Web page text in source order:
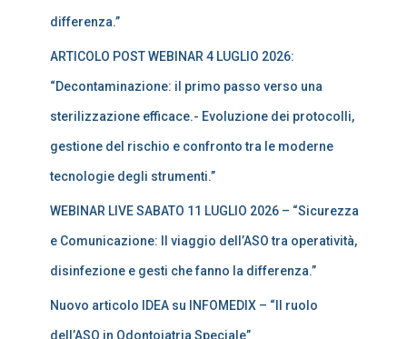
differenza.”
ARTICOLO POST WEBINAR 4 LUGLIO 2026:
“Decontaminazione: il primo passo verso una
sterilizzazione efficace.- Evoluzione dei protocolli,
gestione del rischio e confronto tra le moderne
tecnologie degli strumenti.”
WEBINAR LIVE SABATO 11 LUGLIO 2026 – “Sicurezza
e Comunicazione: Il viaggio dell’ASO tra operatività,
disinfezione e gesti che fanno la differenza.”
Nuovo articolo IDEA su INFOMEDIX – “Il ruolo
dell’ASO in Odontoiatria Speciale”